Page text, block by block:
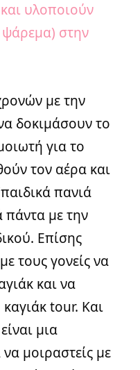
και υλοποιούν
ψάρεμα) στην
με την
δοκιμάσουν το
για το
τον αέρα και
πανιά
με την
Επίσης
τους γονείς να
και να
tour. Και
μια
μοιραστείς με